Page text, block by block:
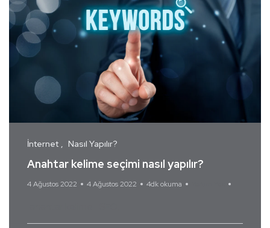
İnternet Nasıl Yapılır?
Anahtar kelime seçimi nasıl yapılır?
4 Ağustos 2022 4 Ağustos 2022 4dk okuma